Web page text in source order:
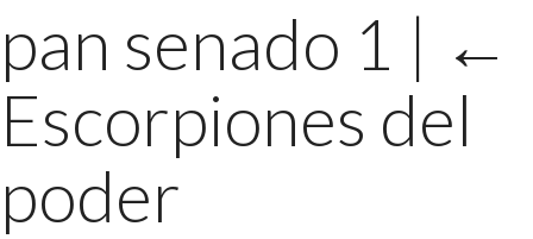
pan senado 1 | ←
Escorpiones del
poder